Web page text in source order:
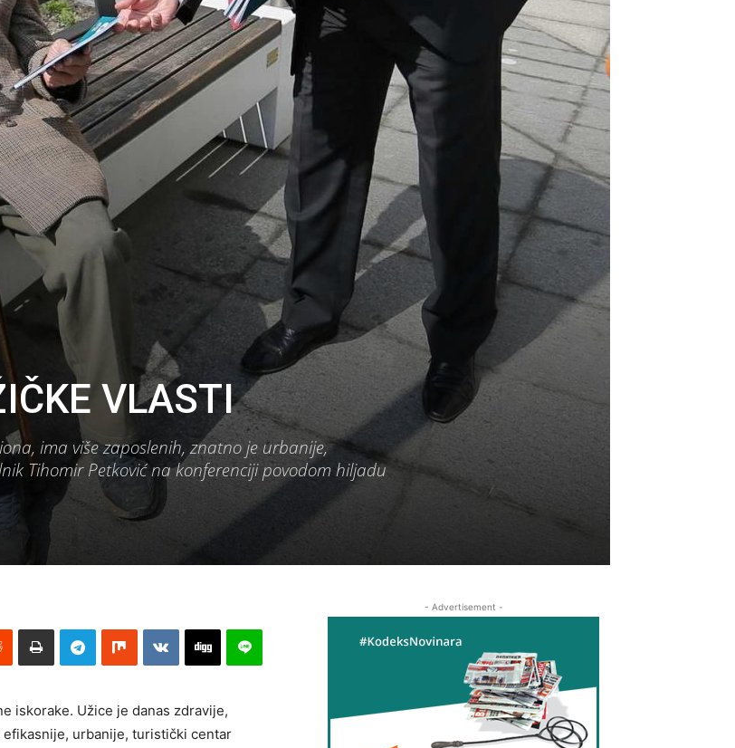
VLASTI
ima više zaposlenih, znatno je urbanije,
Tihomir Petković na konferenciji povodom hiljadu
iskorake. Užice je danas zdravije,
urbanije, turistički centar
- Advertisement -